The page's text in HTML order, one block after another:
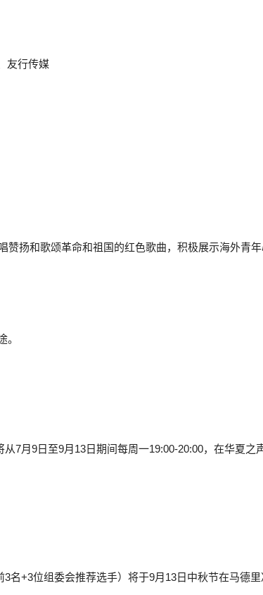
友行传媒
扬和歌颂革命和祖国的红色歌曲，积极展示海外青
7月9日至9月13日期间每周一19:00-20:00，在华夏之
+3位组委会推荐选手）将于9月13日中秋节在马德里